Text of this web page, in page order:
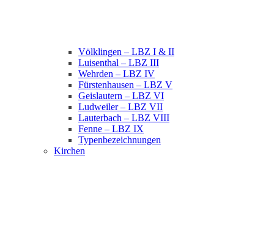
Völklingen – LBZ I & II
Luisenthal – LBZ III
Wehrden – LBZ IV
Fürstenhausen – LBZ V
Geislautern – LBZ VI
Ludweiler – LBZ VII
Lauterbach – LBZ VIII
Fenne – LBZ IX
Typenbezeichnungen
Kirchen